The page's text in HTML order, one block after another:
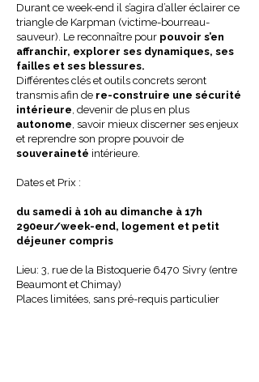
Durant ce week-end il s’agira d’aller éclairer ce
triangle de Karpman (victime-bourreau-
sauveur). Le reconnaître pour pouvoir s’en
affranchir, explorer ses dynamiques, ses
failles et ses blessures.
Différentes clés et outils concrets seront
transmis afin de re-construire une sécurité
intérieure , devenir de plus en plus
autonome , savoir mieux discerner ses enjeux
et reprendre son propre pouvoir de
souveraineté intérieure.
Dates et Prix :
du samedi à 10h au dimanche à 17h
290eur/week-end, logement et petit
déjeuner compris
Lieu: 3, rue de la Bistoquerie 6470 Sivry (entre
Beaumont et Chimay)
Places limitées, sans pré-requis particulier